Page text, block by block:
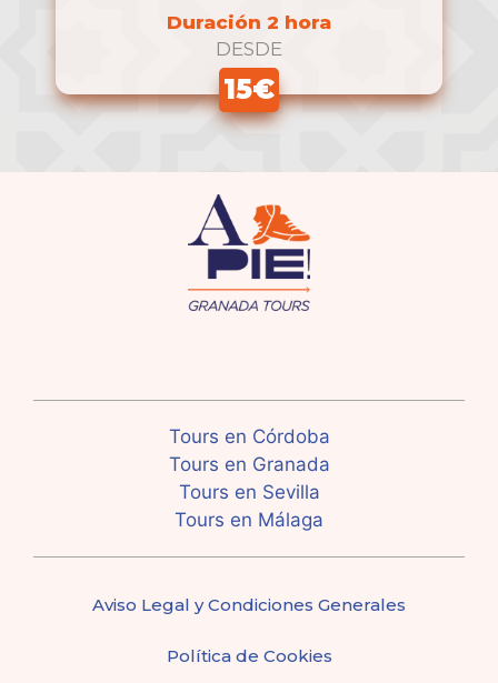
Duración 2 hora
DESDE
15€
Aviso Legal y Condiciones Generales
Política de Cookies
Tours en Córdoba
Tours en Granada
Tours en Sevilla
Tours en Málaga